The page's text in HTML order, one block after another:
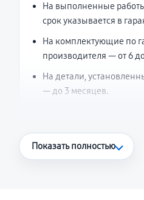
На выполненные
срок указывается в
На комплектующие по
производителя — от 6
На детали,
— до 3 месяцев.
Что считается
Показать полностью